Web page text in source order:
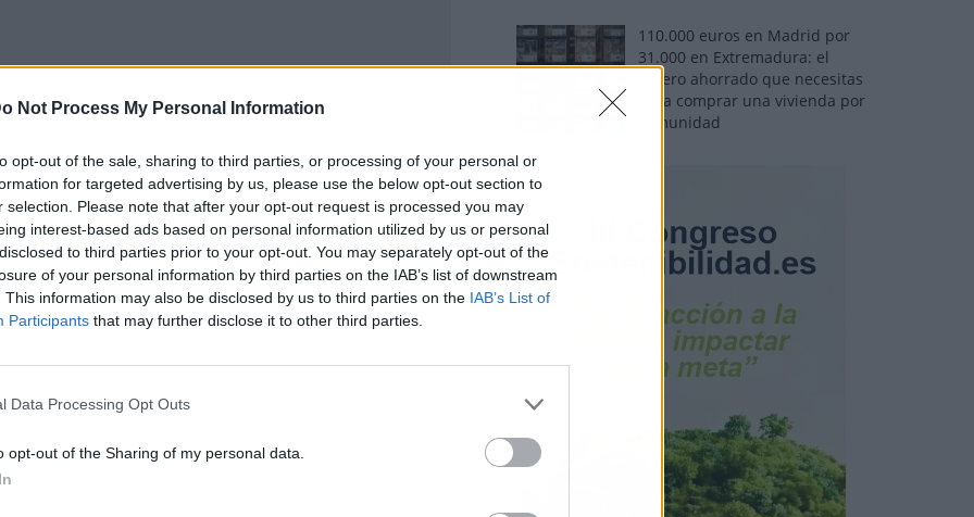
Not Process My Personal Information
opt-out of the sale, sharing to third parties, or processing of your personal or
for targeted advertising by us, please use the below opt-out section to
selection. Please note that after your opt-out request is processed you may
interest-based ads based on personal information utilized by us or personal
to third parties prior to your opt-out. You may separately opt-out of the
of your personal information by third parties on the IAB’s list of downstream
This information may also be disclosed by us to third parties on the IAB’s List of
Participants that may further disclose it to other third parties.
Data Processing Opt Outs
opt-out of the Sharing of my personal data.
110.000 euros en Madrid por
31.000 en Extremadura: el
dinero ahorrado que necesitas
para comprar una vivienda por
comunidad